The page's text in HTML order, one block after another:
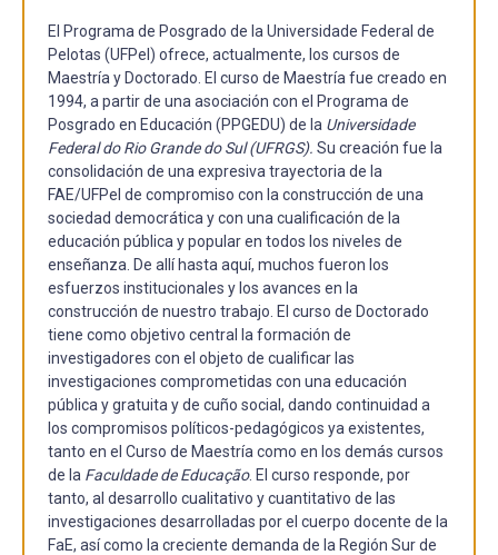
El Programa de Posgrado de la Universidade Federal de
Pelotas (UFPel) ofrece, actualmente, los cursos de
Maestría y Doctorado. El curso de Maestría fue creado en
1994, a partir de una asociación con el Programa de
Posgrado en Educación (PPGEDU) de la Universidade
Federal do Rio Grande do Sul (UFRGS). Su creación fue la
consolidación de una expresiva trayectoria de la
FAE/UFPel de compromiso con la construcción de una
sociedad democrática y con una cualificación de la
educación pública y popular en todos los niveles de
enseñanza. De allí hasta aquí, muchos fueron los
esfuerzos institucionales y los avances en la
construcción de nuestro trabajo. El curso de Doctorado
tiene como objetivo central la formación de
investigadores con el objeto de cualificar las
investigaciones comprometidas con una educación
pública y gratuita y de cuño social, dando continuidad a
los compromisos políticos-pedagógicos ya existentes,
tanto en el Curso de Maestría como en los demás cursos
de la Faculdade de Educação. El curso responde, por
tanto, al desarrollo cualitativo y cuantitativo de las
investigaciones desarrolladas por el cuerpo docente de la
FaE, así como la creciente demanda de la Región Sur de